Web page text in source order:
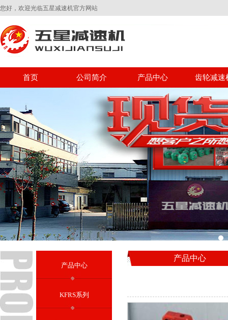
您好，欢迎光临五星减速机官方网站
首页 公司简介 产品中心 齿轮减速
产品中心
KFRS系列
产品中心